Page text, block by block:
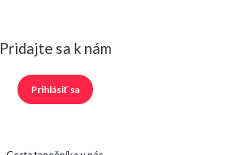
Pridajte sa k nám
Prihlásiť sa